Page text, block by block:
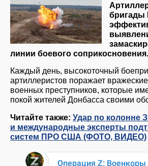
бригады
линии боевого соприкосновения.
Каждый день, высокоточный
артиллеристов поражает
военных преступников, которые
покой жителей Донбасса своими
Читайте также: Удар по колонне
и международные эксперты
систем ПРО США (ФОТО, ВИДЕО)